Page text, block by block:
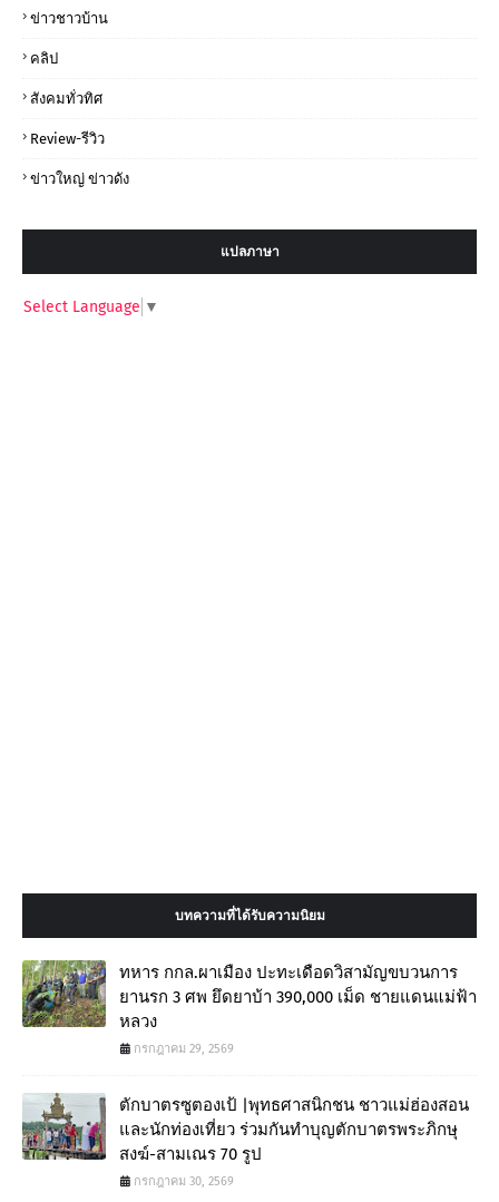
ข่าวชาวบ้าน
คลิป
สังคมทั่วทิศ
Review-รีวิว
ข่าวใหญ่ ข่าวดัง
แปลภาษา
Select Language ▼
บทความที่ได้รับความนิยม
ทหาร กกล.ผาเมือง ปะทะเดือดวิสามัญขบวนการ
ยานรก 3 ศพ ยึดยาบ้า 390,000 เม็ด ชายแดนแม่ฟ้า
หลวง
กรกฎาคม 29, 2569
ตักบาตรซูตองเป้ |พุทธศาสนิกชน ชาวแม่ฮ่องสอน
และนักท่องเที่ยว ร่วมกันทำบุญตักบาตรพระภิกษุ
สงฆ์-สามเณร 70 รูป
กรกฎาคม 30, 2569